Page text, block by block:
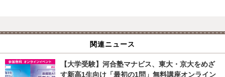
関連ニュース
【大学受験】河合塾マナビス、東大・京大をめざ
す新高1生向け「最初の1問」無料講座オンライン